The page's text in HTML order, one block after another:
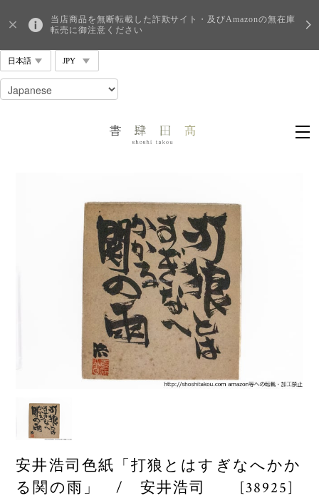
当店商品を無断転載した詐欺サイト・及びAmazonの無在庫
転売に御注意ください
安井浩司色紙「打狼とはすぎなへかか
る関の雨」 / 安井浩司 [38925]